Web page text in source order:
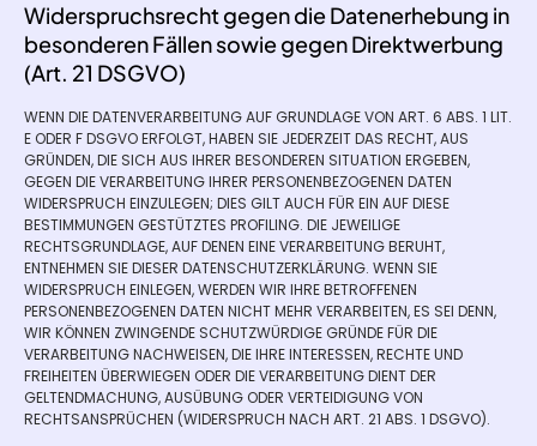
Widerspruchsrecht gegen die Datenerhebung in
besonderen Fällen sowie gegen Direktwerbung
(Art. 21 DSGVO)
WENN DIE DATENVERARBEITUNG AUF GRUNDLAGE VON ART. 6 ABS. 1 LIT.
E ODER F DSGVO ERFOLGT, HABEN SIE JEDERZEIT DAS RECHT, AUS
GRÜNDEN, DIE SICH AUS IHRER BESONDEREN SITUATION ERGEBEN,
GEGEN DIE VERARBEITUNG IHRER PERSONENBEZOGENEN DATEN
WIDERSPRUCH EINZULEGEN; DIES GILT AUCH FÜR EIN AUF DIESE
BESTIMMUNGEN GESTÜTZTES PROFILING. DIE JEWEILIGE
RECHTSGRUNDLAGE, AUF DENEN EINE VERARBEITUNG BERUHT,
ENTNEHMEN SIE DIESER DATENSCHUTZERKLÄRUNG. WENN SIE
WIDERSPRUCH EINLEGEN, WERDEN WIR IHRE BETROFFENEN
PERSONENBEZOGENEN DATEN NICHT MEHR VERARBEITEN, ES SEI DENN,
WIR KÖNNEN ZWINGENDE SCHUTZWÜRDIGE GRÜNDE FÜR DIE
VERARBEITUNG NACHWEISEN, DIE IHRE INTERESSEN, RECHTE UND
FREIHEITEN ÜBERWIEGEN ODER DIE VERARBEITUNG DIENT DER
GELTENDMACHUNG, AUSÜBUNG ODER VERTEIDIGUNG VON
RECHTSANSPRÜCHEN (WIDERSPRUCH NACH ART. 21 ABS. 1 DSGVO).